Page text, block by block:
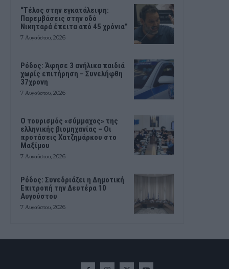
“Τέλος στην εγκατάλειψη:
Παρεμβάσεις στην οδό
Νικηταρά έπειτα από 45 χρόνια”
7 Αυγούστου, 2026
Ρόδος: Άφησε 3 ανήλικα παιδιά
χωρίς επιτήρηση – Συνελήφθη
37χρονη
7 Αυγούστου, 2026
Ο τουρισμός «σύμμαχος» της
ελληνικής βιομηχανίας – Οι
προτάσεις Χατζημάρκου στο
Μαξίμου
7 Αυγούστου, 2026
Ρόδος: Συνεδριάζει η Δημοτική
Επιτροπή την Δευτέρα 10
Αυγούστου
7 Αυγούστου, 2026